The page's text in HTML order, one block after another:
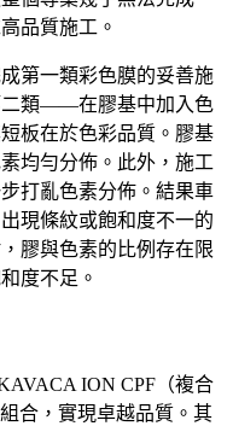
品質施工。
第一類彩色膜的妥善施
二類——在膠基中加入色
板在於色彩品質。膠基
均勻分佈。此外，施工
打亂色素分佈。結果車
現條紋或飽和度不一的
膠與色素的比例存在限
度不足。
ION CPF（複合
合，實現卓越品質。其